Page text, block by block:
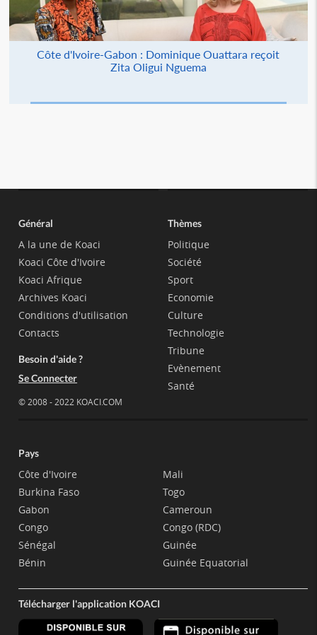
Côte d'Ivoire-Gabon : Dominique Ouattara reçoit
Zita Oligui Nguema
Général
A la une de Koaci
Koaci Côte d'Ivoire
Koaci Afrique
Archives Koaci
Conditions d'utilisation
Contacts
Besoin d'aide ?
Se Connecter
© 2008 - 2022 KOACI.COM
Thèmes
Politique
Société
Sport
Economie
Culture
Technologie
Tribune
Evènement
Santé
Pays
Côte d'Ivoire
Burkina Faso
Gabon
Congo
Sénégal
Bénin
Mali
Togo
Cameroun
Congo (RDC)
Guinée
Guinée Equatorial
Télécharger l'application KOACI